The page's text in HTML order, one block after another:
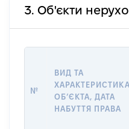
3. Об'єкти
№
ВИД ТА
ХАРАКТЕРИСТИКА
ОБʼЄКТА, ДАТА
НАБУТТЯ ПРАВА